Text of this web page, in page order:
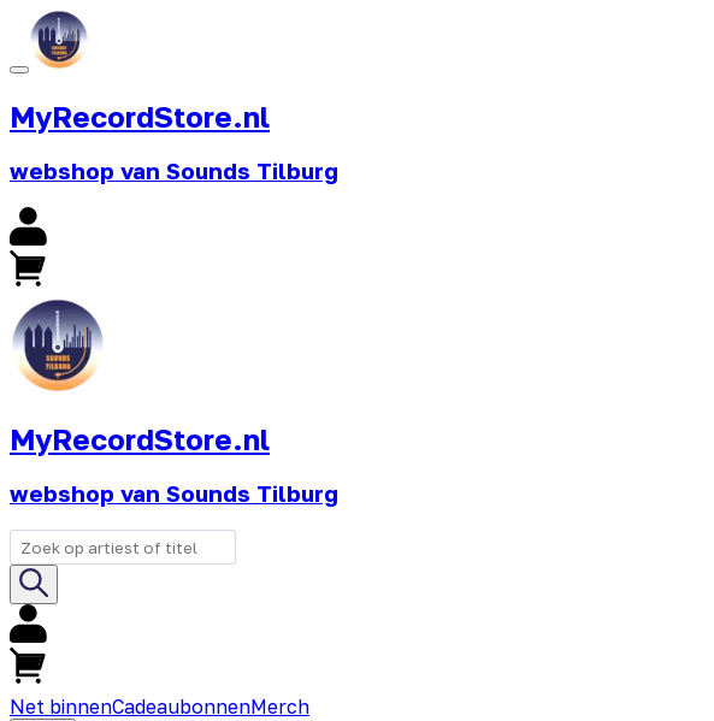
MyRecordStore.nl
webshop van Sounds Tilburg
MyRecordStore.nl
webshop van Sounds Tilburg
Net binnenCadeaubonnenMerch